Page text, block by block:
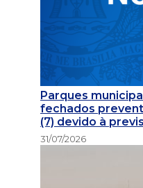
Parques
fechados
(7) devido à
31/07/2026